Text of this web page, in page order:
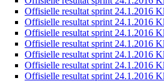
Offisielle resultat sprint 24.1.2016
Offisielle resultat sprint 24.1.2016
Offisielle resultat sprint 24.1.2016
Offisielle resultat sprint 24.1.2016
Offisielle resultat sprint 24.1.2016
Offisielle resultat sprint 24.1.2016
Offisielle resultat sprint 24.1.2016